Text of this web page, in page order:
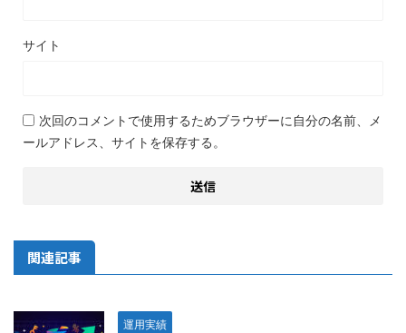
サイト
次回のコメントで使用するためブラウザーに自分の名前、メ
ールアドレス、サイトを保存する。
関連記事
運用実績